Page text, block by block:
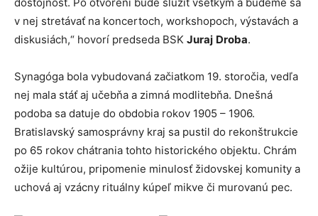
v nej stretávať na koncertoch, workshopoch, výstavách a
diskusiách,“ hovorí predseda BSK Juraj Droba.
Synagóga bola vybudovaná začiatkom 19. storočia, vedľa
nej mala stáť aj učebňa a zimná modlitebňa. Dnešná
podoba sa datuje do obdobia rokov 1905 – 1906.
Bratislavský samosprávny kraj sa pustil do rekonštrukcie
po 65 rokov chátrania tohto historického objektu. Chrám
ožije kultúrou, pripomenie minulosť židovskej komunity a
uchová aj vzácny rituálny kúpeľ mikve či murovanú pec.